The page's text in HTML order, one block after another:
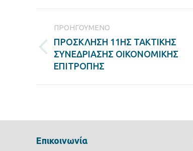
navigation
ΠΡΟΗΓΟΎΜΕΝΟ
Previous
post:
ΠΡΟΣΚΛΗΣΗ 11ΗΣ ΤΑΚΤΙΚΗΣ
ΣΥΝΕΔΡΙΑΣΗΣ ΟΙΚΟΝΟΜΙΚΗΣ
ΕΠΙΤΡΟΠΗΣ
Επικοινωνία